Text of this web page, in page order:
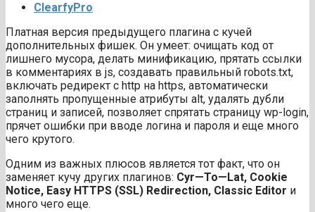
ClearfyPro
Платная версия предыдущего плагина с кучей
дополнительных фишек. Он умеет: очищать код от
лишнего мусора, делать минификацию, прятать ссылки
в комментариях в js, создавать правильный robots.txt,
включать редирект с http на https, автоматически
заполнять пропущенные атрибуты alt, удалять дубли
страниц и записей, позволяет спрятать страницу wp-login,
прячет ошибки при вводе логина и пароля и еще много
чего крутого.
Одним из важных плюсов является тот факт, что он
заменяет кучу других плагинов: Cyr—To— Lat, Cookie
Notice, Easy HTTPS (SSL) Redirection, Classic Editor и
много чего еще.